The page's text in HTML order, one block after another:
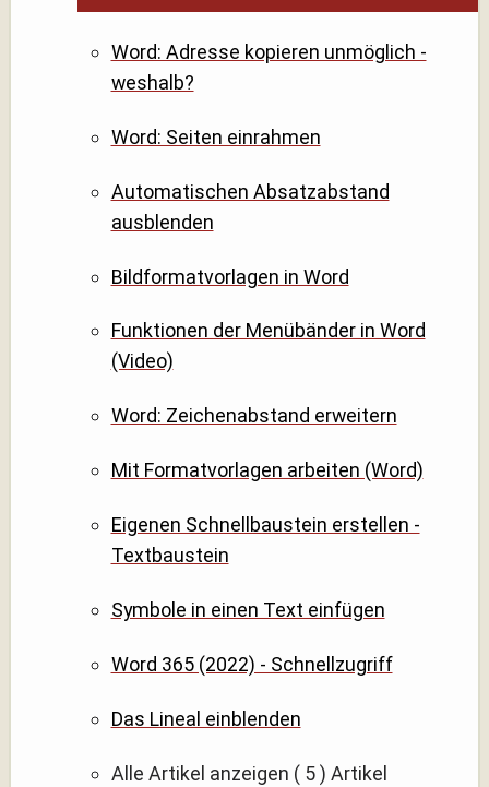
Word: Adresse kopieren unmöglich -
weshalb?
Word: Seiten einrahmen
Automatischen Absatzabstand
ausblenden
Bildformatvorlagen in Word
Funktionen der Menübänder in Word
(Video)
Word: Zeichenabstand erweitern
Mit Formatvorlagen arbeiten (Word)
Eigenen Schnellbaustein erstellen -
Textbaustein
Symbole in einen Text einfügen
Word 365 (2022) - Schnellzugriff
Das Lineal einblenden
Alle Artikel anzeigen ( 5 ) Artikel